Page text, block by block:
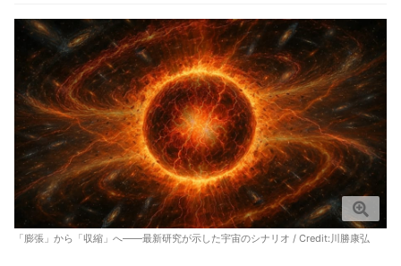
「膨張」から「収縮」へ――最新研究が示した宇宙のシナリオ / Credit:川勝康弘